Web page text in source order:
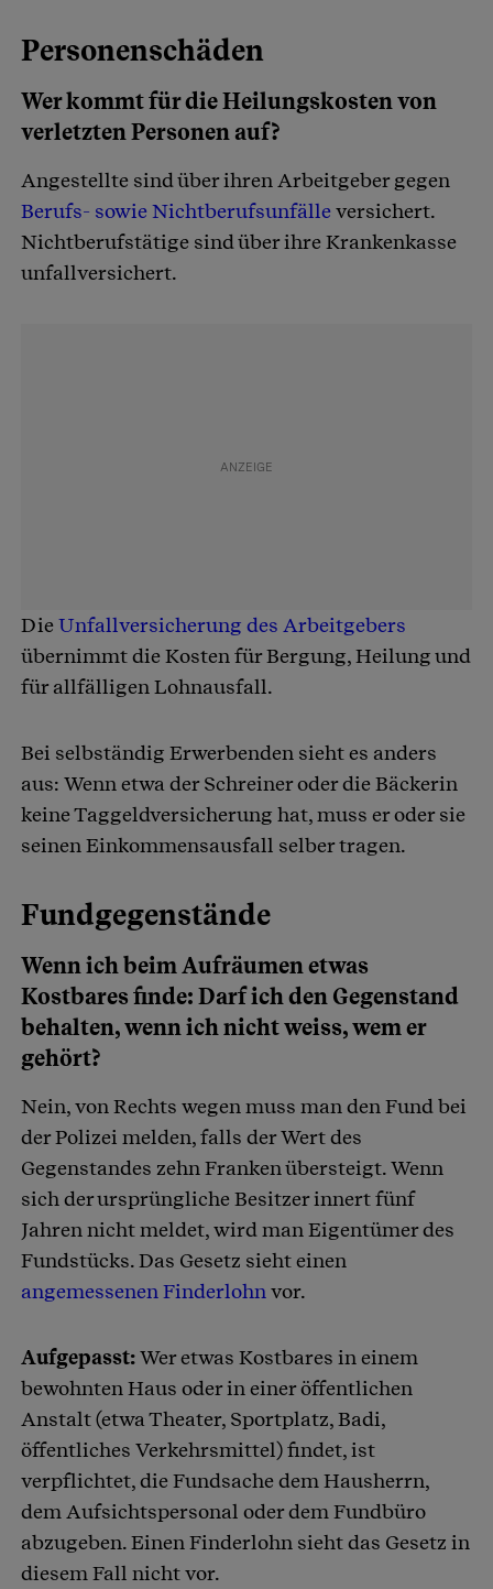
Personenschäden
Wer kommt für die Heilungskosten von
verletzten Personen auf?
Angestellte sind über ihren Arbeitgeber gegen
Berufs- sowie Nichtberufsunfälleversichert.
Nichtberufstätige sind über ihre Krankenkasse
unfallversichert.
DieUnfallversicherung des Arbeitgebers
übernimmt die Kosten für Bergung, Heilung und
für allfälligen Lohnausfall.
Bei selbständig Erwerbenden sieht es anders
aus: Wenn etwa der Schreiner oder die Bäckerin
keine Taggeldversicherung hat, muss er oder sie
seinen Einkommensausfall selber tragen.
Fundgegenstände
Wenn ich beim Aufräumen etwas
Kostbares finde: Darf ich den Gegenstand
behalten, wenn ich nicht weiss, wem er
gehört?
Nein, von Rechts wegen muss man den Fund bei
der Polizei melden, falls der Wert des
Gegenstandes zehn Franken übersteigt. Wenn
sich der ursprüngliche Besitzer innert fünf
Jahren nicht meldet, wird man Eigentümer des
Fundstücks. Das Gesetz sieht einen
angemessenen Finderlohn vor.
Aufgepasst:Wer etwas Kostbares in einem
bewohnten Haus oder in einer öffentlichen
Anstalt (etwa Theater, Sportplatz, Badi,
öffentliches Verkehrsmittel) findet, ist
verpflichtet, die Fundsache dem Hausherrn,
dem Aufsichtspersonal oder dem Fundbüro
abzugeben. Einen Finderlohn sieht das Gesetz in
diesem Fall nicht vor.